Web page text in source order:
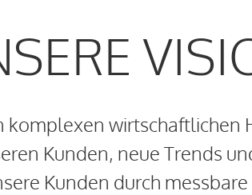
komplexen wirtschaftlichen
Kunden, neue Trends
Kunden durch